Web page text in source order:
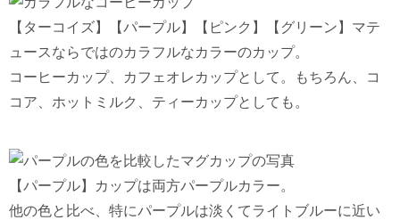
【ターコイズ】【パープル】【ピンク】【グリーン】マテ
ュースならではのカラフルなカラーのカップ。
コーヒーカップ、カフェオレカップとして。もちろん、コ
コア、ホットミルク、ティーカップとしても。
【パープル】カップは両方パープルカラー。
他の色と比べ、特にパープルは淡くてライトブルーに近い